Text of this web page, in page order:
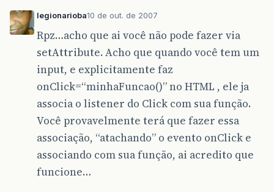
legionarioba10 de out. de 2007
Rpz…acho que ai você não pode fazer via
setAttribute. Acho que quando você tem um
input, e explicitamente faz
onClick=“minhaFuncao()” no HTML , ele ja
associa o listener do Click com sua função.
Você provavelmente terá que fazer essa
associação, “atachando” o evento onClick e
associando com sua função, ai acredito que
funcione…